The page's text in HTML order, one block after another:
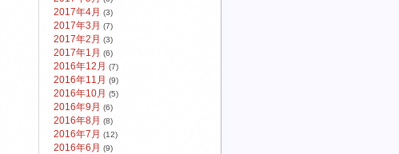
2017年4月 (3)
2017年3月 (7)
2017年2月 (3)
2017年1月 (6)
2016年12月 (7)
2016年11月 (9)
2016年10月 (5)
2016年9月 (6)
2016年8月 (8)
2016年7月 (12)
2016年6月 (9)